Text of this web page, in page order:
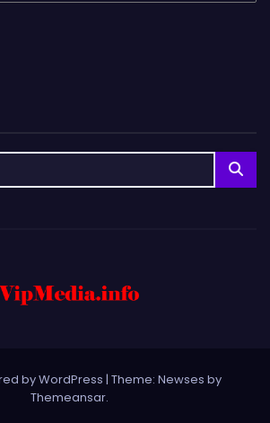
by WordPress | Theme: Newses by
Themeansar.